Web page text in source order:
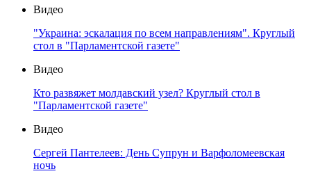
Видео
"Украина: эскалация по всем направлениям". Круглый
стол в "Парламентской газете"
Видео
Кто развяжет молдавский узел? Круглый стол в
"Парламентской газете"
Видео
Сергей Пантелеев: День Супрун и Варфоломеевская
ночь